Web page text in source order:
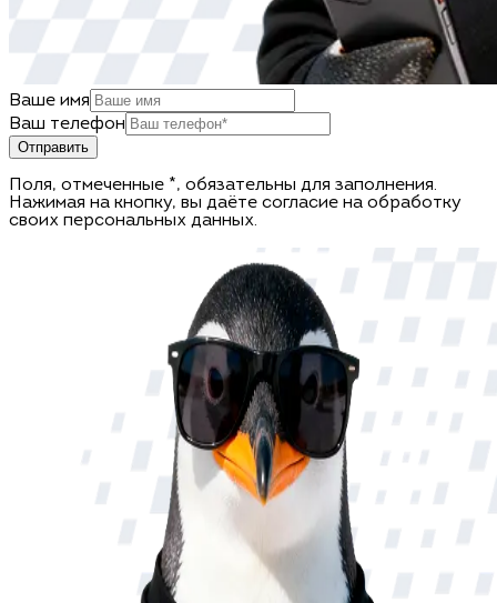
Ваше имя
Ваш телефон
Отправить
Поля, отмеченные *, обязательны для заполнения.
Нажимая на кнопку, вы даёте согласие на обработку
своих персональных данных.